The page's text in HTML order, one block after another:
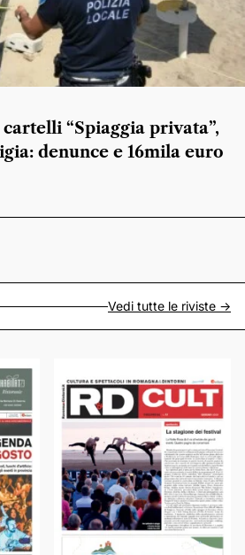
“Spiaggia privata”,
denunce e 16mila euro
Vedi tutte le riviste ->